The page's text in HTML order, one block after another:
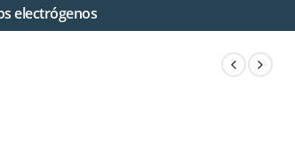
electrógenos